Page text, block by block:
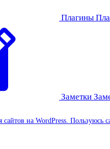
Плагины
Заметки